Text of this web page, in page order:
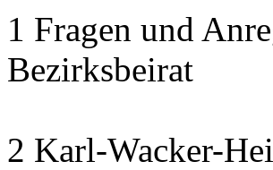
1 Fragen und
Bezirksbeirat
2 Karl-Wacker-